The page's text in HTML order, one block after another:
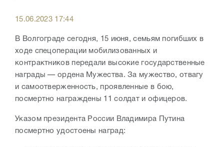
15.06.2023 17:44
В Волгограде сегодня, 15 июня, семьям погибших в
ходе спецоперации мобилизованных и
контрактников передали высокие государственные
награды — ордена Мужества. За мужество, отвагу
и самоотверженность, проявленные в бою,
посмертно награждены 11 солдат и офицеров.
Указом президента России Владимира Путина
посмертно удостоены наград: